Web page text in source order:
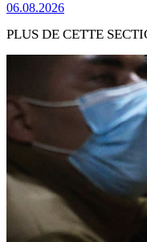
06.08.2026
PLUS DE CETTE